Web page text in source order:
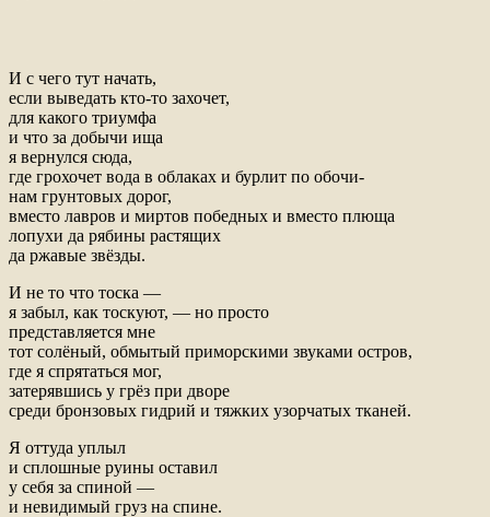
И с чего тут начать,
если выведать кто-то захочет,
для какого триумфа
и что за добычи ища
я вернулся сюда,
где грохочет вода в облаках и бурлит по обочи-
нам грунтовых дорог,
вместо лавров и миртов победных и вместо плюща
лопухи да рябины растящих
да ржавые звёзды.
И не то что тоска —
я забыл, как тоскуют, — но просто
представляется мне
тот солёный, обмытый приморскими звуками остров,
где я спрятаться мог,
затерявшись у грёз при дворе
среди бронзовых гидрий и тяжких узорчатых тканей.
Я оттуда уплыл
и сплошные руины оставил
у себя за спиной —
и невидимый груз на спине.